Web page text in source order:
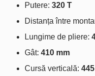
Putere: 320 T
Distanța între
Lungime de pliere:
Gât: 410 mm
Cursă verticală: